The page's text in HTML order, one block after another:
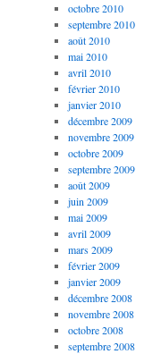
octobre 2010
septembre 2010
août 2010
mai 2010
avril 2010
février 2010
janvier 2010
décembre 2009
novembre 2009
octobre 2009
septembre 2009
août 2009
juin 2009
mai 2009
avril 2009
mars 2009
février 2009
janvier 2009
décembre 2008
novembre 2008
octobre 2008
septembre 2008